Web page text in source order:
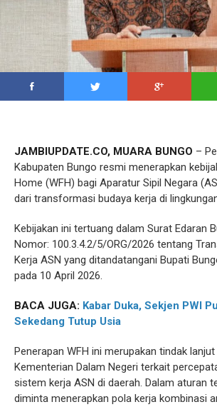
JAMBIUPDATE.CO, MUARA BUNGO –
Kabupaten Bungo resmi menerapkan
Home (WFH) bagi Aparatur Sipil Negara
dari transformasi budaya kerja di
Kebijakan ini tertuang dalam Surat Edaran
Nomor: 100.3.4.2/5/ORG/2026 tentang
Kerja ASN yang ditandatangani Bupati
pada 10 April 2026.
BACA JUGA: Kabar Duka, Sekjen PWI
Sekedang Tutup Usia
Penerapan WFH ini merupakan tindak
Kementerian Dalam Negeri terkait
sistem kerja ASN di daerah. Dalam aturan
diminta menerapkan pola kerja kombinasi